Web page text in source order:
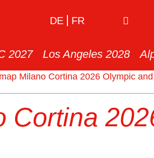
DE FR
2027 Los Angeles 2028
map Milano Cortina 2026 Olympic
Cortina